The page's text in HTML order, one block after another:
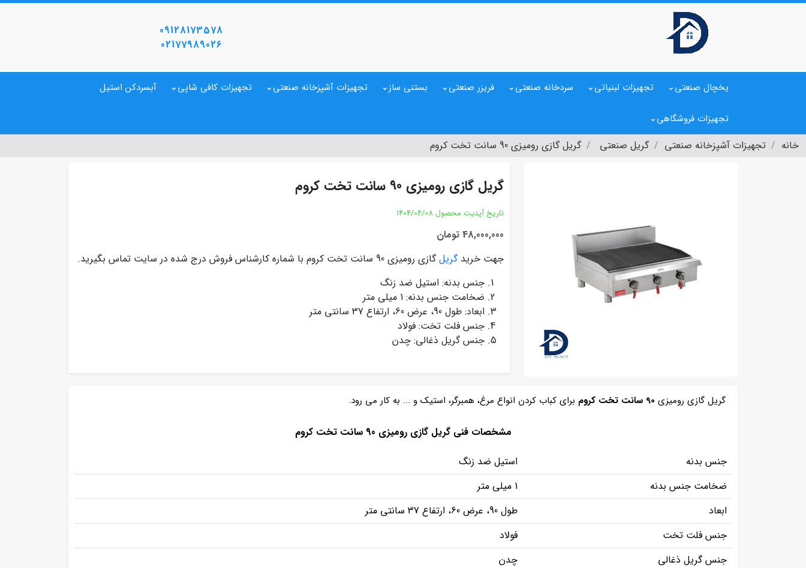
09128173578
02177989026
یخچال صنعتی تجهیزات لبنیاتی سردخانه صنعتی فریزر صنعتی بستنی ساز تجهیزات آشپزخانه صنعتی تجهیزات کافی شاپی آبسردکن استیل
تجهیزات فروشگاهی
خانه تجهیزات آشپزخانه صنعتی گریل صنعتی گریل گازی رومیزی 90 سانت تخت کروم
گریل گازی رومیزی 90 سانت تخت کروم
تاریخ آپدیت محصول 1404/04/08
48,000,000 تومان
جهت خریدگریلگازی رومیزی 90 سانت تخت کروم با شماره کارشناس فروش درج شده در سایت تماس بگیرید.
جنس بدنه: استیل ضد زنگ
ضخامت جنس بدنه: 1 میلی متر
ابعاد: طول 90، عرض 60، ارتفاع 37 سانتی متر
جنس فلت تخت: فولاد
جنس گریل ذغالی: چدن
گریل گازی رومیزی 90 سانت تخت کروم برای کباب کردن انواع مرغ، همبرگر، استیک و ... به کار می رود.
مشخصات فنی گریل گازی رومیزی 90 سانت تخت کروم
جنس بدنه
استیل ضد زنگ
ضخامت جنس بدنه
1 میلی متر
ابعاد
طول 90، عرض 60، ارتفاع 37 سانتی متر
جنس فلت تخت
فولاد
جنس گریل ذغالی
چدن